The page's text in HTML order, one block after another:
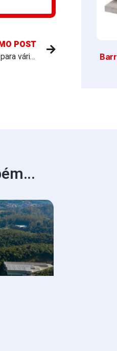
POST
Aço inox é tudo igual? Um único nome para várias famílias